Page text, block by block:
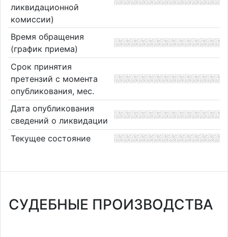
ликвидационной
комиссии)
Время обращения
(график приема)
Срок принятия
претензий с момента
опубликования, мес.
Дата опубликования
сведений о ликвидации
Текущее состояние
СУДЕБНЫЕ ПРОИЗВОДСТВА